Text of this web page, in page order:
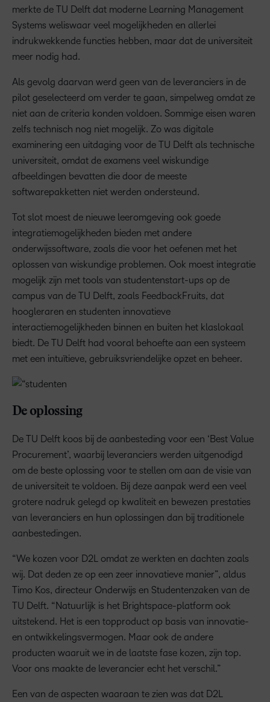
merkte de TU Delft dat moderne Learning Management
Systems weliswaar veel mogelijkheden en allerlei
indrukwekkende functies hebben, maar dat de universiteit
meer nodig had.
Als gevolg daarvan werd geen van de leveranciers in de
pilot geselecteerd om verder te gaan, simpelweg omdat ze
niet aan de criteria konden voldoen. Sommige eisen waren
zelfs technisch nog niet mogelijk. Zo was digitale
examinering een uitdaging voor de TU Delft als technische
universiteit, omdat de examens veel wiskundige
afbeeldingen bevatten die door de meeste
softwarepakketten niet werden ondersteund.
Tot slot moest de nieuwe leeromgeving ook goede
integratiemogelijkheden bieden met andere
onderwijssoftware, zoals die voor het oefenen met het
oplossen van wiskundige problemen. Ook moest integratie
mogelijk zijn met tools van studentenstart-ups op de
campus van de TU Delft, zoals FeedbackFruits, dat
hoogleraren en studenten innovatieve
interactiemogelijkheden binnen en buiten het klaslokaal
biedt. De TU Delft had vooral behoefte aan een systeem
met een intuïtieve, gebruiksvriendelijke opzet en beheer.
De oplossing
De TU Delft koos bij de aanbesteding voor een ‘Best Value
Procurement’, waarbij leveranciers werden uitgenodigd
om de beste oplossing voor te stellen om aan de visie van
de universiteit te voldoen. Bij deze aanpak werd een veel
grotere nadruk gelegd op kwaliteit en bewezen prestaties
van leveranciers en hun oplossingen dan bij traditionele
aanbestedingen.
“We kozen voor D2L omdat ze werkten en dachten zoals
wij. Dat deden ze op een zeer innovatieve manier”, aldus
Timo Kos, directeur Onderwijs en Studentenzaken van de
TU Delft. “Natuurlijk is het Brightspace-platform ook
uitstekend. Het is een topproduct op basis van innovatie-
en ontwikkelingsvermogen. Maar ook de andere
producten waaruit we in de laatste fase kozen, zijn top.
Voor ons maakte de leverancier echt het verschil.”
Een van de aspecten waaraan te zien was dat D2L